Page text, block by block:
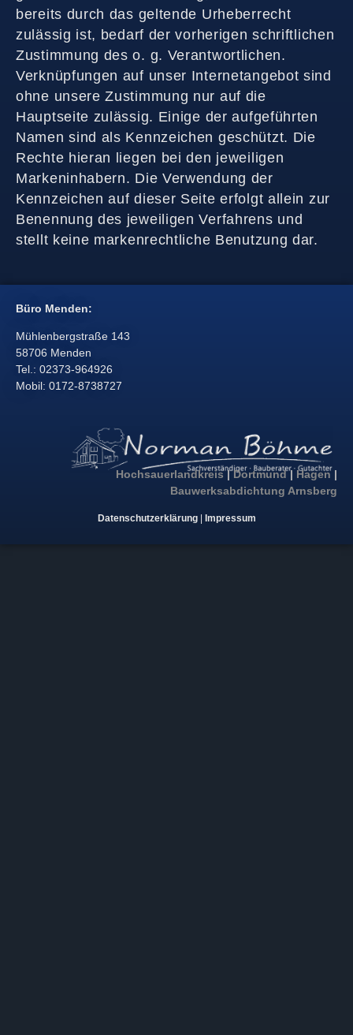
bereits durch das geltende Urheberrecht
zulässig ist, bedarf der vorherigen schriftlichen
Zustimmung des o. g. Verantwortlichen.
Verknüpfungen auf unser Internetangebot sind
ohne unsere Zustimmung nur auf die
Hauptseite zulässig. Einige der aufgeführten
Namen sind als Kennzeichen geschützt. Die
Rechte hieran liegen bei den jeweiligen
Markeninhabern. Die Verwendung der
Kennzeichen auf dieser Seite erfolgt allein zur
Benennung des jeweiligen Verfahrens und
stellt keine markenrechtliche Benutzung dar.
Büro Menden:
Mühlenbergstraße 143
58706 Menden
Tel.: 02373-964926
Mobil: 0172-8738727
Hochsauerlandkreis|Dortmund| Hagen |
Bauwerksabdichtung Arnsberg
Datenschutzerklärung| Impressum